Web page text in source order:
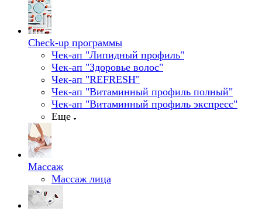
Check-up программы
Чек-ап "Липидный профиль"
Чек-ап "Здоровье волос"
Чек-ап "REFRESH"
Чек-ап "Витаминный профиль полный"
Чек-ап "Витаминный профиль экспресс"
Еще
Массаж
Массаж лица